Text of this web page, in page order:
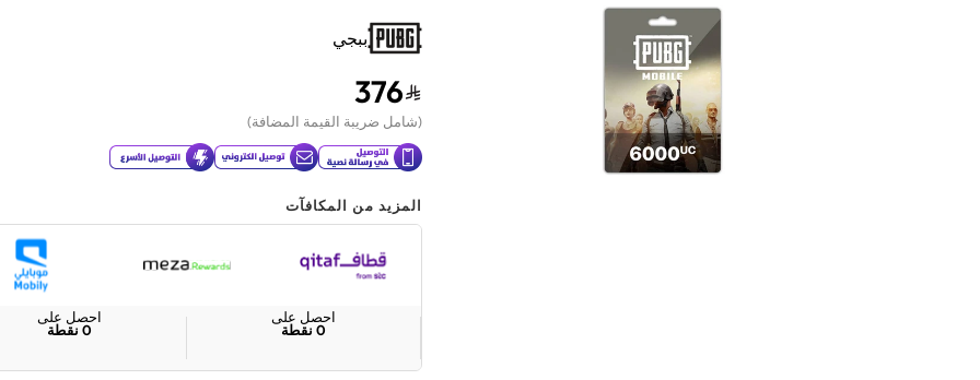
ببجي
376
(شامل ضريبة القيمة المضافة)
المزيد من المكافآت
احصل على
0 نقطة
احصل على
0 نقطة